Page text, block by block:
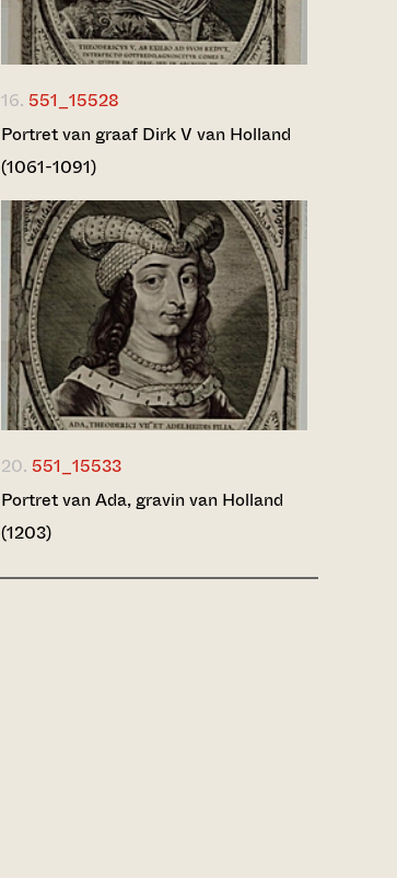
16. 551_15528
Portret van graaf Dirk V van Holland
(1061-1091)
20. 551_15533
Portret van Ada, gravin van Holland
(1203)